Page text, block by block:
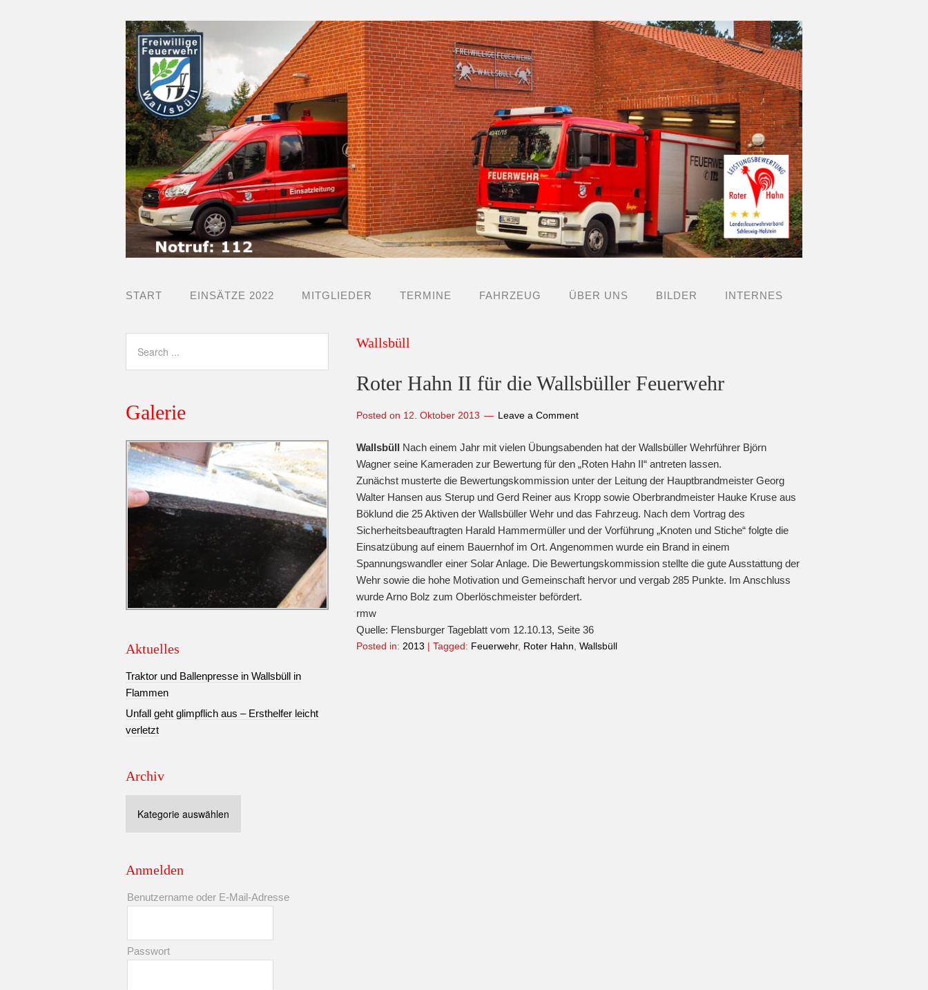
START EINSÄTZE 2022 MITGLIEDER TERMINE FAHRZEUG ÜBER UNS BILDER INTERNES
Wallsbüll
Roter Hahn II für die Wallsbüller Feuerwehr
Posted on 12. Oktober 2013 Leave a Comment
Wallsbüll Nach einem Jahr mit vielen Übungsabenden hat der Wallsbüller Wehrführer Björn
Wagner seine Kameraden zur Bewertung für den „Roten Hahn II“ antreten lassen.
Zunächst musterte die Bewertungskommission unter der Leitung der Hauptbrandmeister Georg
Walter Hansen aus Sterup und Gerd Reiner aus Kropp sowie Oberbrandmeister Hauke Kruse aus
Böklund die 25 Aktiven der Wallsbüller Wehr und das Fahrzeug. Nach dem Vortrag des
Sicherheitsbeauftragten Harald Hammermüller und der Vorführung „Knoten und Stiche“ folgte die
Einsatzübung auf einem Bauernhof im Ort. Angenommen wurde ein Brand in einem
Spannungswandler einer Solar Anlage. Die Bewertungskommission stellte die gute Ausstattung der
Wehr sowie die hohe Motivation und Gemeinschaft hervor und vergab 285 Punkte. Im Anschluss
wurde Arno Bolz zum Oberlöschmeister befördert.
rmw
Quelle: Flensburger Tageblatt vom 12.10.13, Seite 36
Posted in: 2013 | Tagged: Feuerwehr, Roter Hahn Wallsbüll
Galerie
Aktuelles
Traktor und Ballenpresse in Wallsbüll in
Flammen
Unfall geht glimpflich aus – Ersthelfer leicht
verletzt
Archiv
Anmelden
Benutzername oder E-Mail-Adresse
Passwort